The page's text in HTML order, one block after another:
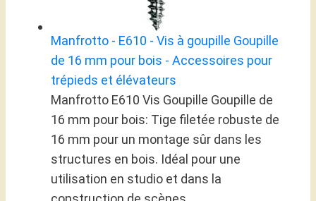
Manfrotto - E610 - Vis à goupille Goupille
de 16 mm pour bois - Accessoires pour
trépieds et élévateurs
Manfrotto E610 Vis Goupille Goupille de
16 mm pour bois: Tige filetée robuste de
16 mm pour un montage sûr dans les
structures en bois. Idéal pour une
utilisation en studio et dans la